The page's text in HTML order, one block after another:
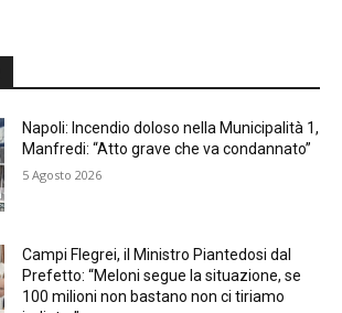
Napoli: Incendio doloso nella Municipalità 1,
Manfredi: “Atto grave che va condannato”
5 Agosto 2026
Campi Flegrei, il Ministro Piantedosi dal
Prefetto: “Meloni segue la situazione, se
100 milioni non bastano non ci tiriamo